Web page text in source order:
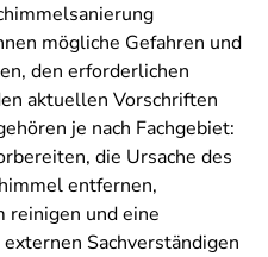
mögliche Gefahren und
den erforderlichen
aktuellen Vorschriften
je nach Fachgebiet:
die Ursache des
entfernen,
reinigen und eine
Sachverständigen